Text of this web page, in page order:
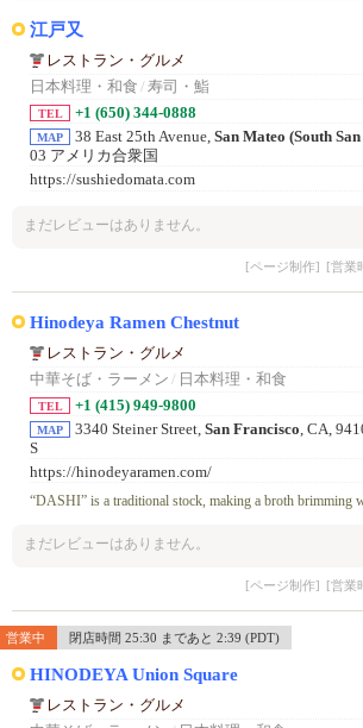
江戸又
レストラン・グルメ
日本料理・和食 / 寿司・鮨
TEL +1 (650) 344-0888
MAP 38 East 25th Avenue, San Mateo (South
03 アメリカ合衆国
https://sushiedomata.com
まだレビューはありません。
[ページ制作] [営業
Hinodeya Ramen Chestnut
レストラン・グルメ
中華そば・ラーメン / 日本料理・和食
TEL +1 (415) 949-9800
MAP 3340 Steiner Street, San Francisco , CA,
S
https://hinodeyaramen.com/
“DASHI” is a traditional stock, making a broth brimming
まだレビューはありません。
[ページ制作] [営業
営業中 閉店時間 25:30 まであと 2:39 (PDT)
HINODEYA Union Square
レストラン・グルメ